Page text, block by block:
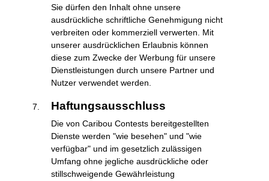
Sie dürfen den Inhalt ohne unsere
ausdrückliche schriftliche Genehmigung nicht
verbreiten oder kommerziell verwerten. Mit
unserer ausdrücklichen Erlaubnis können
diese zum Zwecke der Werbung für unsere
Dienstleistungen durch unsere Partner und
Nutzer verwendet werden.
Haftungsausschluss
Die von Caribou Contests bereitgestellten
Dienste werden "wie besehen" und "wie
verfügbar" und im gesetzlich zulässigen
Umfang ohne jegliche ausdrückliche oder
stillschweigende Gewährleistung